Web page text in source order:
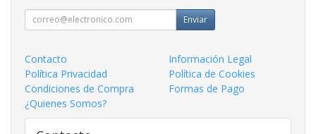
Enviar
Contacto
Información Legal
Política Privacidad
Política de Cookies
Condiciones de Compra
Formas de Pago
¿Quienes Somos?